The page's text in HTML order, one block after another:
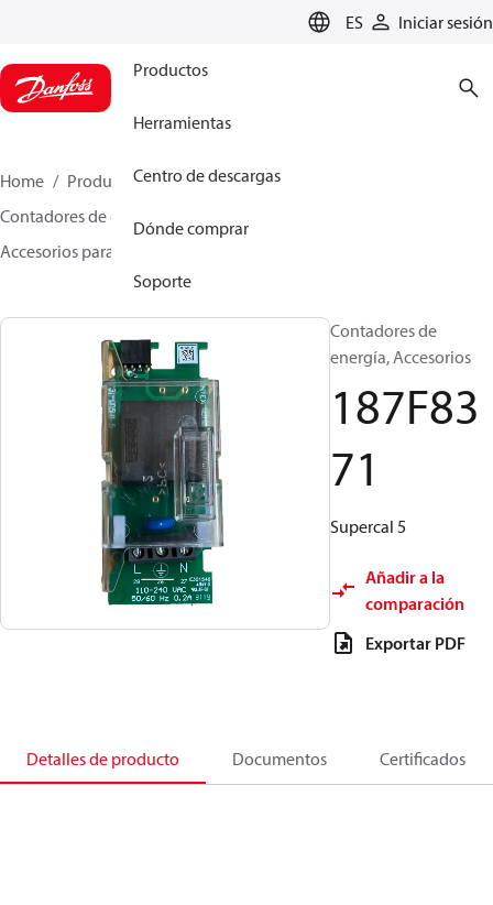
ES Iniciar sesión
Productos
Herramientas
Centro de descargas
Dónde comprar
Soporte
Home Productos
Climate Solutions for heating
Contadores de energía
Accesorios para contadores de energía
Contadores de
energía, Accesorios
187F83
71
Supercal 5
Añadir a la
comparación
Exportar PDF
Detalles de producto Documentos Certificados